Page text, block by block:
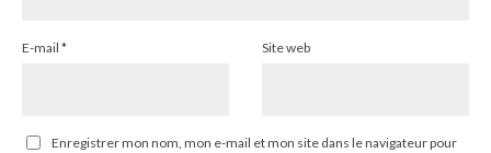
E-mail * Site web
Enregistrer mon nom, mon e-mail et mon site dans le navigateur pour